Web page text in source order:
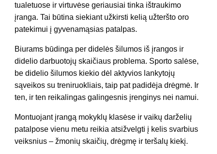
tualetuose ir virtuvėse geriausiai tinka ištraukimo
įranga. Tai būtina siekiant užkirsti kelią užteršto oro
patekimui į gyvenamąsias patalpas.
Biurams būdinga per didelės šilumos iš įrangos ir
didelio darbuotojų skaičiaus problema. Sporto salėse,
be didelio šilumos kiekio dėl aktyvios lankytojų
sąveikos su treniruokliais, taip pat padidėja drėgmė. Ir
ten, ir ten reikalingas galingesnis įrenginys nei namui.
Montuojant įrangą mokyklų klasėse ir vaikų darželių
patalpose vienu metu reikia atsižvelgti į kelis svarbius
veiksnius – žmonių skaičių, drėgmę ir teršalų kiekį.